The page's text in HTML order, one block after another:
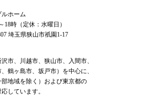
ホーム
18時（定休：水曜日）
埼玉県狭山市祇園1-17
沢市、 川越市、狭山市、入間市、
鶴ヶ島市、坂戸市）を中心に、
地域を除く）および東京都の
しています。